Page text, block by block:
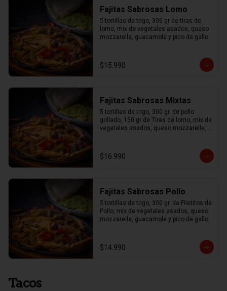
Fajitas Sabrosas Lomo
5 tortillas de trigo, 300 gr de tiras de
lomo, mix de vegetales asados, queso
mozzarella, guacamole y pico de gallo.
$15.990
Fajitas Sabrosas Mixtas
5 tortillas de trigo, 300 gr. de pollo
grillado, 150 gr de Tiras de lomo, mix de
vegetales asados, queso mozzarella,
$16.990
Fajitas Sabrosas Pollo
5 tortillas de trigo, 300 gr. de Filetitos de
Pollo, mix de vegetales asados, queso
mozzarella, guacamole y pico de gallo
$14.990
Tacos